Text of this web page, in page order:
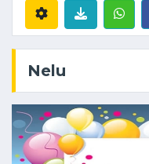
Nelu